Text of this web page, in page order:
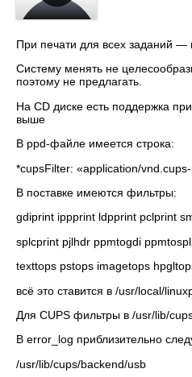
При печати для всех заданий —
Систему менять не
поэтому не предлагать.
На CD диске есть поддержка
выше
В ppd-файле имеется строка:
*cupsFilter: «application/
В поставке имеются фильтры:
gdiprint ippprint ldpprint pclprint
splcprint pjlhdr ppmtogdi
texttops pstops imagetops
всё это ставится в /usr/local/
Для CUPS фильтры в /usr/lib/
В error_log приблизительно
/usr/lib/cups/backend/usb